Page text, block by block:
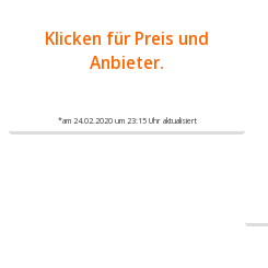
Klicken für Preis und
Anbieter.
*am 24.02.2020 um 23:15 Uhr aktualisiert